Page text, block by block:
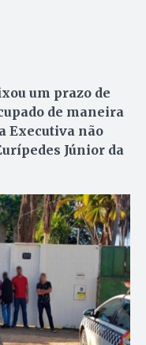
um prazo de
de maneira
Executiva não
Júnior da